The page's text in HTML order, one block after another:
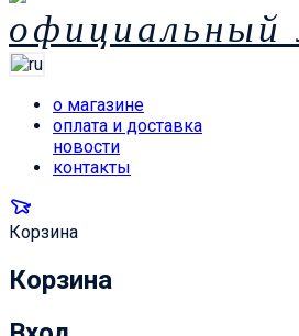
официальный
о магазине
оплата и доставка
новости
контакты
Корзина
Корзина